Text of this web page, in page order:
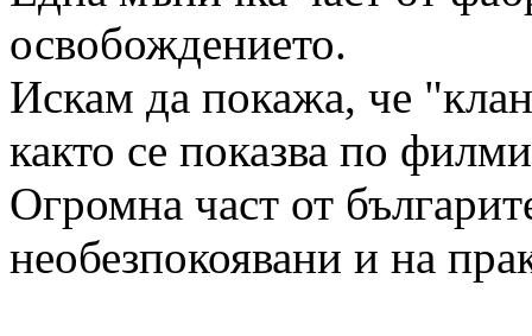
освобождението.
Искам да покажа, че
както се показва по
Огромна част от
необезпокоявани и на